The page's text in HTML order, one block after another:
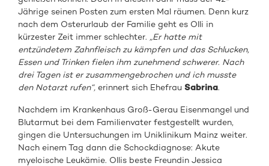
Jährige seinen Posten zum ersten Mal räumen. Denn kurz
nach dem Osterurlaub der Familie geht es Olli in
kürzester Zeit immer schlechter. „Er hatte mit
entzündetem Zahnfleisch zu kämpfen und das Schlucken,
Essen und Trinken fielen ihm zunehmend schwerer. Nach
drei Tagen ist er zusammengebrochen und ich musste
den Notarzt rufen“, erinnert sich EhefrauSabrina.
Nachdem im Krankenhaus Groß-Gerau Eisenmangel und
Blutarmut bei dem Familienvater festgestellt wurden,
gingen die Untersuchungen im Uniklinikum Mainz weiter.
Nach einem Tag dann die Schockdiagnose: Akute
myeloische Leukämie. Ollis beste Freundin Jessica